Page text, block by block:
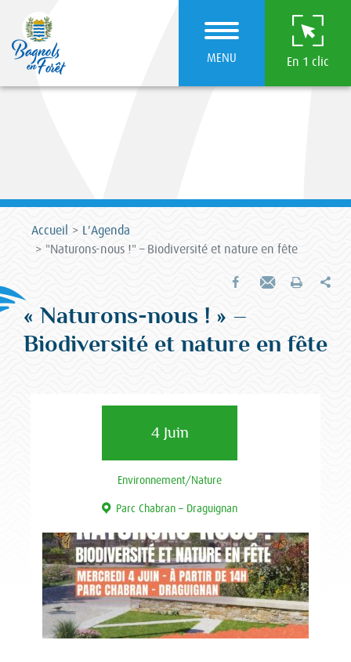
MENU En 1 clic
Accueil
L'Agenda
"Naturons-nous !" – Biodiversité et nature en fête
Partager sur Facebook
Envoyer par e-mail
Imprimer
« Naturons-nous ! » –
Biodiversité et nature en fête
4 Juin
Environnement/Nature
Parc Chabran – Draguignan